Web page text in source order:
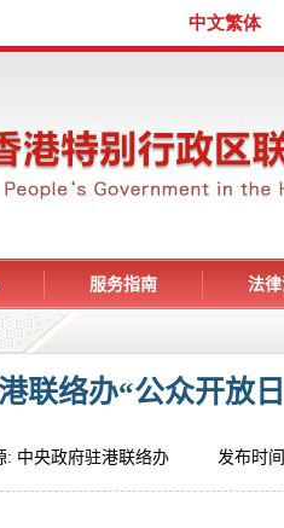
服务指南 法
联络办“公众开放
: 中央政府驻港联络办 发布时间